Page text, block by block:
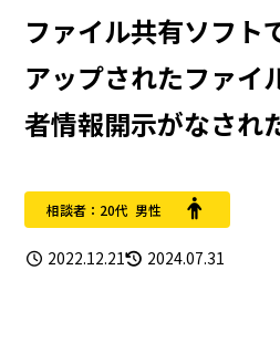
ファイル共有ソフト
アップされたファイ
者情報開示がなされ
相談者：20代 男性
2022.12.21 2024.07.31